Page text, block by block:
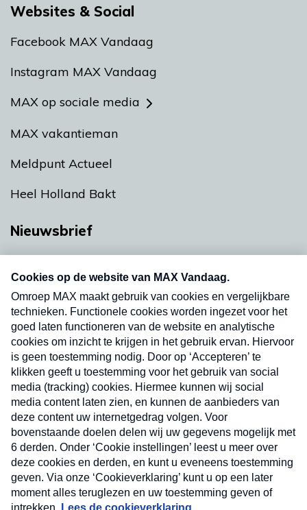
Websites & Social
Facebook MAX Vandaag
Instagram MAX Vandaag
MAX op sociale media
MAX vakantieman
Meldpunt Actueel
Heel Holland Bakt
Nieuwsbrief
Neem hier een gratis abonnement op onze
nieuwsbrief. Elke vrijdag- en dinsdagochtend in
uw mailbox.
Verzend
Nieuwsbrief
Neem hier een gratis abonnement op onze
nieuwsbrief. Elke vrijdag- en dinsdagochtend in uw